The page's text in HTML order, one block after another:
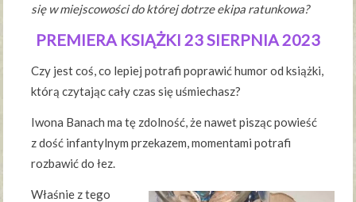
się w miejscowości do której dotrze ekipa ratunkowa?
PREMIERA KSIĄŻKI 23 SIERPNIA 2023
Czy jest coś, co lepiej potrafi poprawić humor od książki,
którą czytając cały czas się uśmiechasz?
Iwona Banach ma tę zdolność, że nawet pisząc powieść
z dość infantylnym przekazem, momentami potrafi
rozbawić do łez.
Właśnie z tego